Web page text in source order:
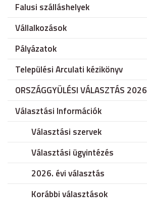
Falusi szálláshelyek
Vállalkozások
Pályázatok
Települési Arculati kézikönyv
ORSZÁGGYÜLÉSI VÁLASZTÁS 2026
Választási Információk
Választási szervek
Választási ügyintézés
2026. évi választás
Korábbi választások